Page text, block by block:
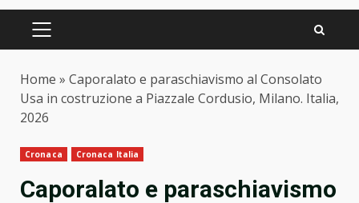
PRIMARY
Home » Caporalato e paraschiavismo al Consolato
Usa in costruzione a Piazzale Cordusio, Milano. Italia,
2026
Cronaca Cronaca Italia
Caporalato e paraschiavismo